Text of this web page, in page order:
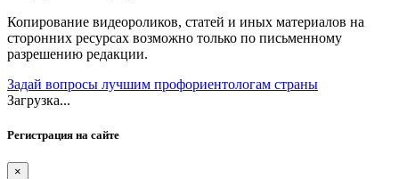
Копирование видеороликов, статей и иных материалов на
сторонних ресурсах возможно только по письменному
разрешению редакции.
Задай вопросы лучшим профориентологам страны
Загрузка...
Регистрация на сайте
×